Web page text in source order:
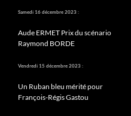
Samedi 16 décembre 2023 :
Aude ERMET Prix du scénario
Raymond BORDE
Vendredi 15 décembre 2023 :
Un Ruban bleu mérité pour
François-Régis Gastou